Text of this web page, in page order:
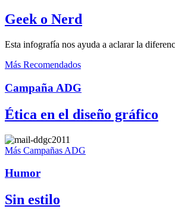
Geek o Nerd
Esta infografía nos ayuda a aclarar la
Más Recomendados
Campaña ADG
Ética en el diseño gráfico
Más Campañas ADG
Humor
Sin estilo